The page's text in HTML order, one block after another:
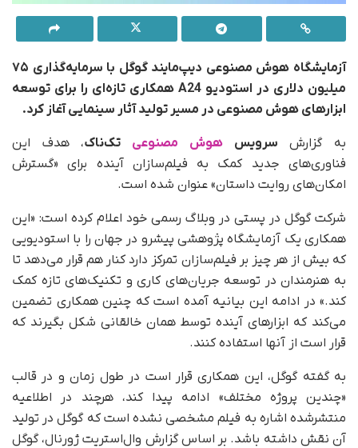
آزمایشگاه هوش مصنوعی دیپ‌مایند گوگل با سرمایه‌گذاری ۷۵
میلیون دلاری در استودیو A24 همکاری تازه‌ای را برای توسعه
ابزارهای هوش مصنوعی در مسیر تولید آثار سینمایی آغاز کرد.
به گزارش سرویسهوش مصنوعی تک‌ناک، هدف این
فناوری‌های جدید کمک به فیلم‌سازان آینده برای «گسترش
امکان‌های روایت داستان» عنوان شده است.
شرکت گوگل در پستی در وبلاگ رسمی خود اعلام کرده است: «این
همکاری یک آزمایشگاه پژوهشی پیشرو در جهان را با استودیویی
که بیش از هر چیز بر فیلم‌سازان تمرکز دارد کنار هم قرار می‌دهد تا
به هنرمندان در توسعه جریان‌های کاری و تکنیک‌های تازه کمک
کند.» در ادامه این بیانیه آمده است که چنین همکاری‌ تضمین
می‌کند که ابزارهای آینده توسط همان خالقانی شکل بگیرند که
قرار است از آنها استفاده کنند.
به گفته گوگل، این همکاری قرار است در طول زمان و در قالب
«چندین پروژه مختلف» ادامه پیدا کند، هرچند در اطلاعیه
منتشرشده اشاره‌ به فیلم مشخصی نشده است که گوگل در تولید
آن نقش داشته باشد. بر اساس گزارش وال‌استریت ژورنال، گوگل